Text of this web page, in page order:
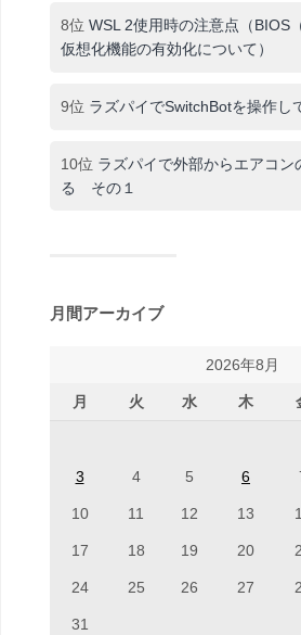
8位 WSL 2使用時の注意点（BIOS
仮想化機能の有効化について）
9位 ラズパイでSwitchBotを操作し
10位 ラズパイで外部からエアコン
る その１
月間アーカイブ
2026年8月
月 火 水 木
3 4 5 6
10 11 12 13
17 18 19 20
24 25 26 27
31